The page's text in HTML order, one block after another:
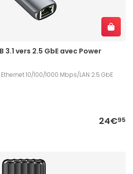
3.1 vers 2.5 GbE avec Power
10/100/1000 Mbps/LAN 2.5 GbE
24€95